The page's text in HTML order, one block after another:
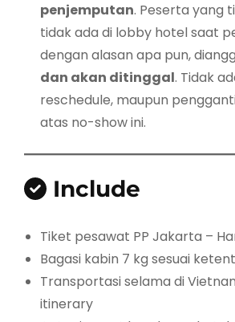
penjemputan. Peserta yang
tidak ada di lobby hotel saat
dengan alasan apa pun,
dan akan ditinggal. Tidak
reschedule, maupun
atas no-show ini.
Include
Tiket pesawat PP Jakarta –
Bagasi kabin 7 kg sesuai
Transportasi selama di
itinerary